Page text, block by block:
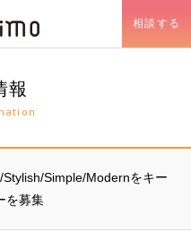
相談する
報
Stylish/Simple/Modernをキー
を募集